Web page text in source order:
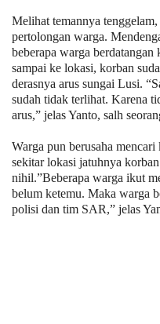
Melihat temannya
pertolongan warga.
beberapa warga
sampai ke lokasi, korban
derasnya arus sungai Lusi.
sudah tidak terlihat. Karena
arus,” jelas Yanto, salh
Warga pun berusaha
sekitar lokasi jatuhnya
nihil.”Beberapa warga ikut
belum ketemu. Maka warga
polisi dan tim SAR,” jelas